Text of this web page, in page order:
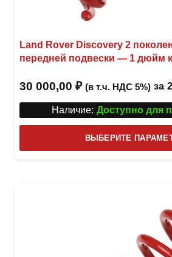
Land Rover Discovery 2
передней подвески — 1 дюйм
30 000,00 ₽ (в т.ч. НДС 5%) за
Наличие: Доступно для
ВЫБЕРИТЕ